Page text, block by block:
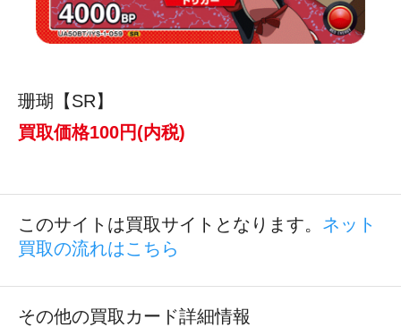
珊瑚【SR】
買取価格100円(内税)
このサイトは買取サイトとなります。 ネット
買取の流れはこちら
その他の買取カード詳細情報